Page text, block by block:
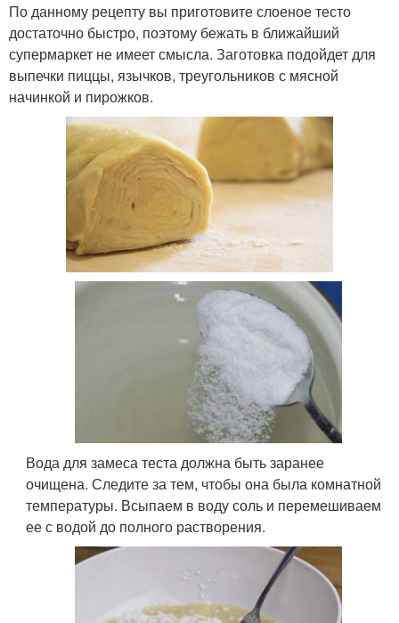
По данному рецепту вы приготовите слоеное тесто
достаточно быстро, поэтому бежать в ближайший
супермаркет не имеет смысла. Заготовка подойдет для
выпечки пиццы, язычков, треугольников с мясной
начинкой и пирожков.
Вода для замеса теста должна быть заранее
очищена. Следите за тем, чтобы она была комнатной
температуры. Всыпаем в воду соль и перемешиваем
ее с водой до полного растворения.